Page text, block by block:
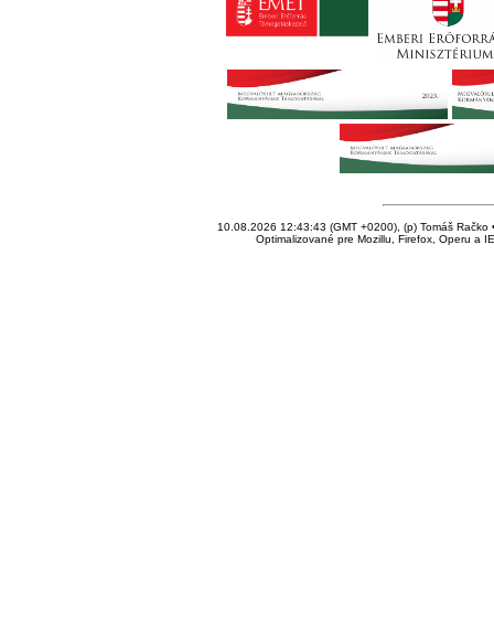
10.08.2026 12:43:43 (GMT +0200), (p) Tomáš Račko
Optimalizované pre Mozillu, Firefox, Operu a